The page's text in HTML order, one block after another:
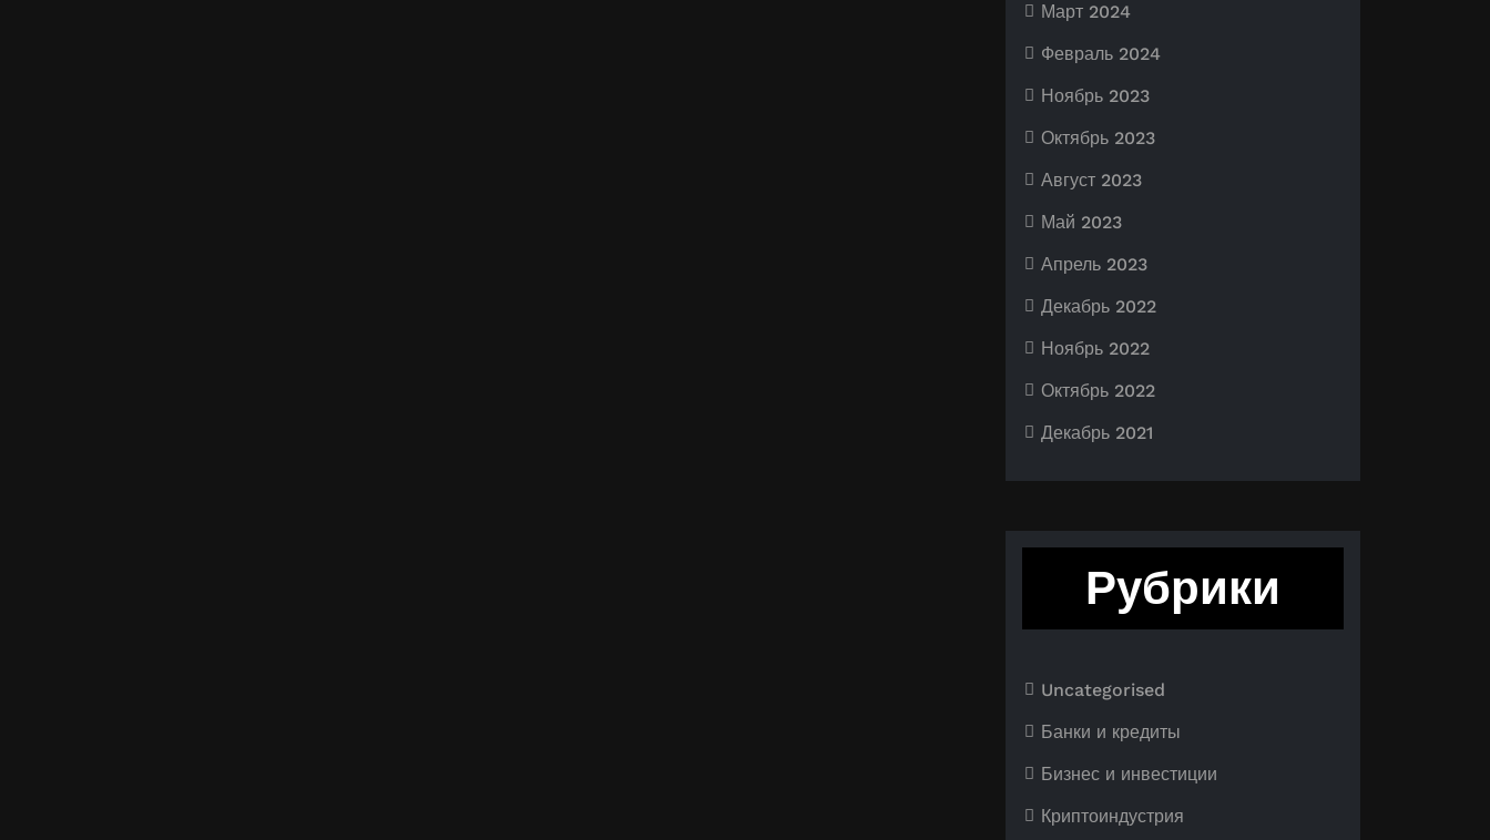
Март 2024
Февраль 2024
Ноябрь 2023
Октябрь 2023
Август 2023
Май 2023
Апрель 2023
Декабрь 2022
Ноябрь 2022
Октябрь 2022
Декабрь 2021
Рубрики
Uncategorised
Банки и кредиты
Бизнес и инвестиции
Криптоиндустрия